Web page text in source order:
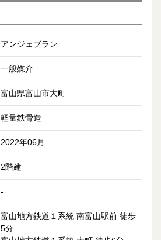
アンジェブラン
一般媒介
富山県富山市大町
軽量鉄骨造
2022年06月
2階建
-
富山地方鉄道１系統 南富山駅前 徒歩
5分